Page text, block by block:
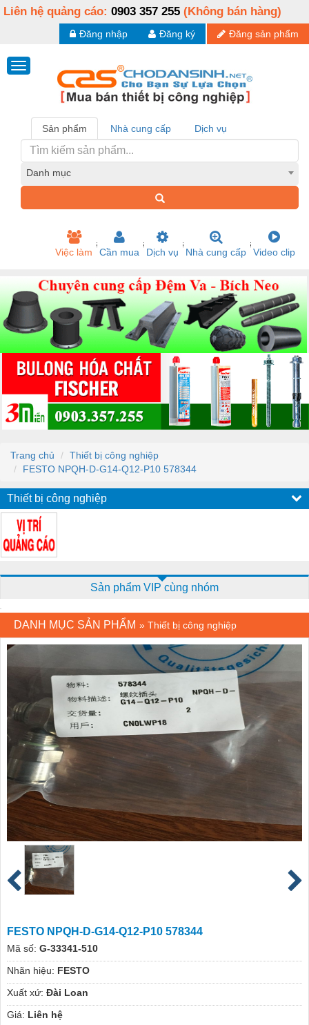
Liên hệ quảng cáo: 0903 357 255 (Không bán hàng)
Đăng sản phẩm
Đăng ký
Đăng nhập
Sản phẩm Nhà cung cấp Dịch vụ
Danh mục
Việc làm Cần mua Dịch vụ Nhà cung cấp Video clip
Trang chủ
Thiết bị công nghiệp
FESTO NPQH-D-G14-Q12-P10 578344
Thiết bị công nghiệp
Sản phẩm VIP cùng nhóm
DANH MỤC SẢN PHẨM » Thiết bị công nghiệp
FESTO NPQH-D-G14-Q12-P10 578344
Mã số: G-33341-510
Nhãn hiệu: FESTO
Xuất xứ: Đài Loan
Giá: Liên hệ